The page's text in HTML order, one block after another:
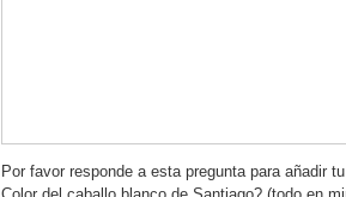
Por favor responde a esta pregunta para añadir